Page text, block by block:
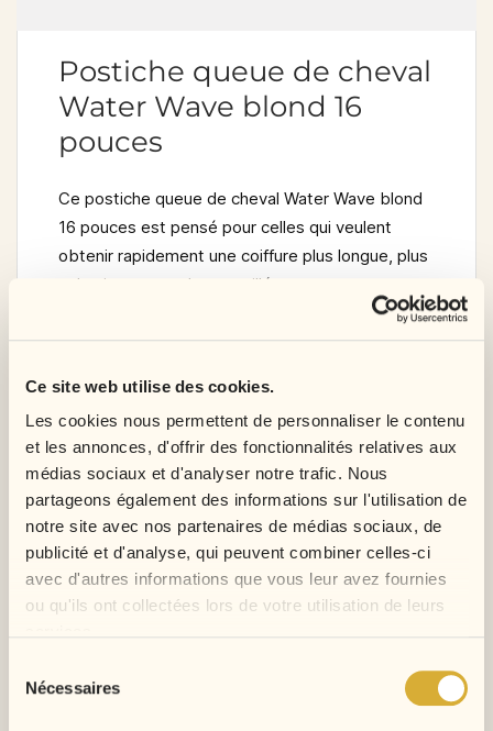
Ce site web utilise des cookies.
Les cookies nous permettent de personnaliser le contenu
et les annonces, d'offrir des fonctionnalités relatives aux
médias sociaux et d'analyser notre trafic. Nous
partageons également des informations sur l'utilisation de
notre site avec nos partenaires de médias sociaux, de
publicité et d'analyse, qui peuvent combiner celles-ci
avec d'autres informations que vous leur avez fournies
ou qu'ils ont collectées lors de votre utilisation de leurs
Nécessaires
Postiche queue de cheval
Water Wave blond 16
pouces
Ce postiche queue de cheval Water Wave blond
16 pouces est pensé pour celles qui veulent
obtenir rapidement une coiffure plus longue, plus
volumineuse et plus travaillée, sans passer par
Water Wave
apporte de jolies ondulations souples, avec un
Grâce à sespeignes intégréset à soncordon
ajustable, ce postiche se fixe facilement autour
de votre propre queue de cheval. Il permet de
créer un look soigné en quelques minutes, sans
colle, sans lace et sans risque d’abîmer vos
cheveux avec une installation trop lourde.
Pourquoi choisir ce
?